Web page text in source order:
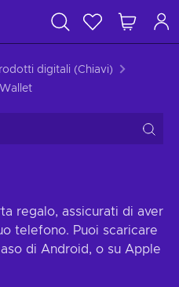
digitali (Chiavi)
regalo, assicurati di aver
telefono. Puoi scaricare
di Android, o su Apple